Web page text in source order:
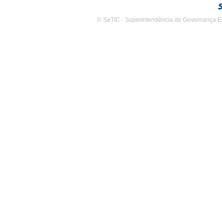
© SeTIC - Superintendência de Governança